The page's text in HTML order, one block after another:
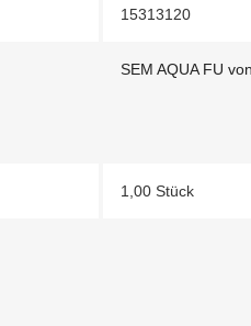
15313120
SEM AQUA FU
1,00 Stück